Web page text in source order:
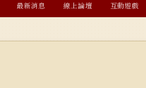
最新消息 線上論壇 互動遊戲